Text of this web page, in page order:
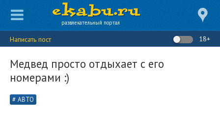
развлекательный портал
Написать пост 18+
Медвед просто отдыхает с его
номерами :)
АВТО